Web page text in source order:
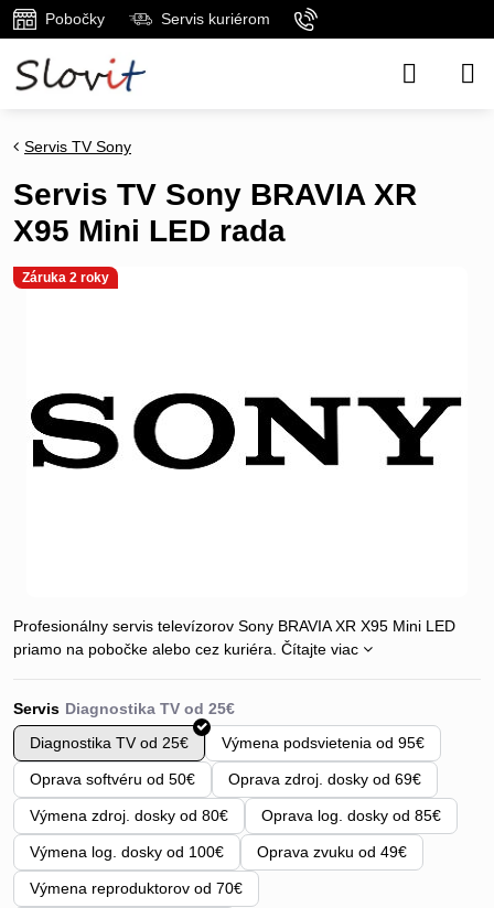
Pobočky Servis kuriérom
Záruka 2 roky
Servis TV Sony
Servis TV Sony BRAVIA XR
X95 Mini LED rada
Profesionálny servis televízorov Sony BRAVIA XR X95 Mini LED
priamo na pobočke alebo cez kuriéra. Čítajte viac
Servis
Diagnostika TV od 25€
Výmena podsvietenia od 95€
Oprava softvéru od 50€ Oprava zdroj. dosky od 69€
Výmena zdroj. dosky od 80€ Oprava log. dosky od 85€
Výmena log. dosky od 100€ Oprava zvuku od 49€
Výmena reproduktorov od 70€